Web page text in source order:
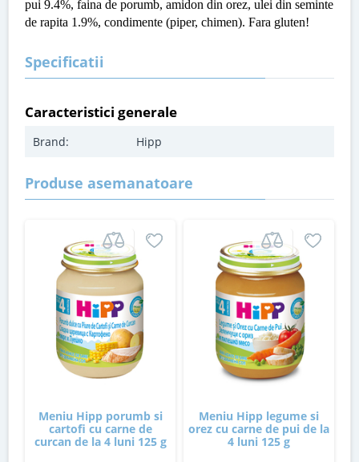
pui 9.4%, faina de porumb, amidon din orez, ulei din seminte
de rapita 1.9%, condimente (piper, chimen). Fara gluten!
Specificatii
Caracteristici generale
Brand: Hipp
Produse asemanatoare
Meniu Hipp porumb si
cartofi cu carne de
curcan de la 4 luni 125 g
Meniu Hipp legume si
orez cu carne de pui de la
4 luni 125 g